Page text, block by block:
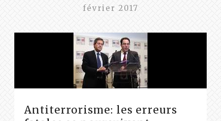
février 2017
Antiterrorisme: les erreurs